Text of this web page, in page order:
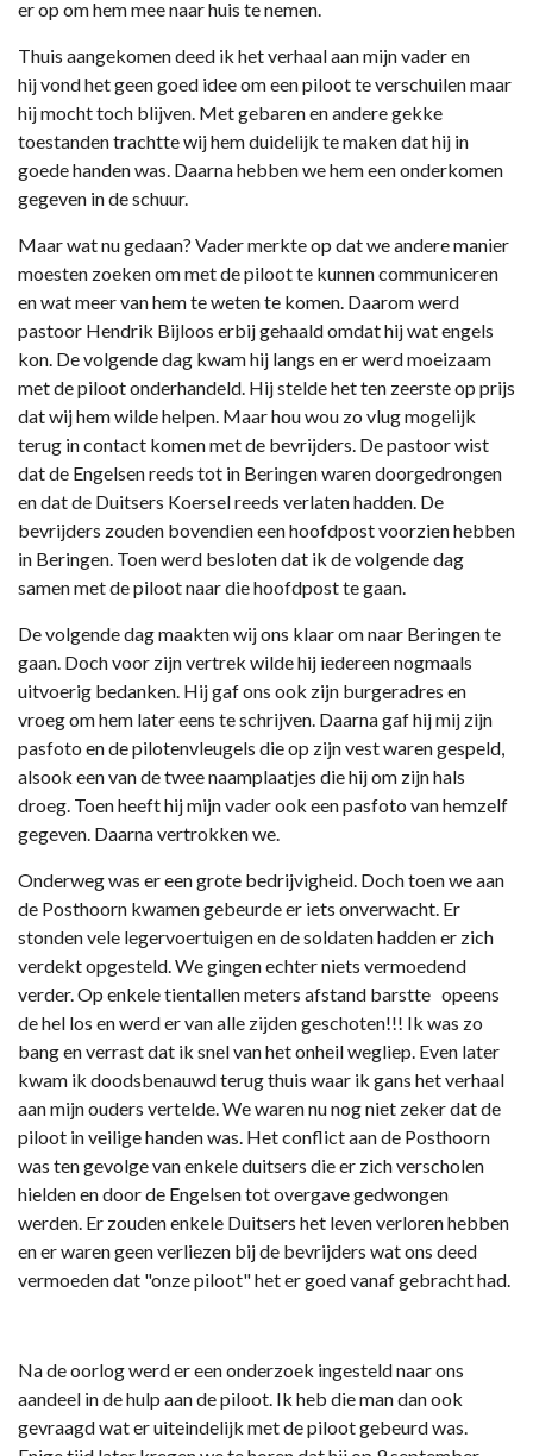
er op om hem mee naar huis te nemen.
Thuis aangekomen deed ik het verhaal aan mijn vader en
hij vond het geen goed idee om een piloot te verschuilen maar
hij mocht toch blijven. Met gebaren en andere gekke
toestanden trachtte wij hem duidelijk te maken dat hij in
goede handen was. Daarna hebben we hem een onderkomen
gegeven in de schuur.
Maar wat nu gedaan? Vader merkte op dat we andere manier
moesten zoeken om met de piloot te kunnen communiceren
en wat meer van hem te weten te komen. Daarom werd
pastoor Hendrik Bijloos erbij gehaald omdat hij wat engels
kon. De volgende dag kwam hij langs en er werd moeizaam
met de piloot onderhandeld. Hij stelde het ten zeerste op prijs
dat wij hem wilde helpen. Maar hou wou zo vlug mogelijk
terug in contact komen met de bevrijders. De pastoor wist
dat de Engelsen reeds tot in Beringen waren doorgedrongen
en dat de Duitsers Koersel reeds verlaten hadden. De
bevrijders zouden bovendien een hoofdpost voorzien hebben
in Beringen. Toen werd besloten dat ik de volgende dag
samen met de piloot naar die hoofdpost te gaan.
De volgende dag maakten wij ons klaar om naar Beringen te
gaan. Doch voor zijn vertrek wilde hij iedereen nogmaals
uitvoerig bedanken. Hij gaf ons ook zijn burgeradres en
vroeg om hem later eens te schrijven. Daarna gaf hij mij zijn
pasfoto en de pilotenvleugels die op zijn vest waren gespeld,
alsook een van de twee naamplaatjes die hij om zijn hals
droeg. Toen heeft hij mijn vader ook een pasfoto van hemzelf
gegeven. Daarna vertrokken we.
Onderweg was er een grote bedrijvigheid. Doch toen we aan
de Posthoorn kwamen gebeurde er iets onverwacht. Er
stonden vele legervoertuigen en de soldaten hadden er zich
verdekt opgesteld. We gingen echter niets vermoedend
verder. Op enkele tientallen meters afstand barstte opeens
de hel los en werd er van alle zijden geschoten!!! Ik was zo
bang en verrast dat ik snel van het onheil wegliep. Even later
kwam ik doodsbenauwd terug thuis waar ik gans het verhaal
aan mijn ouders vertelde. We waren nu nog niet zeker dat de
piloot in veilige handen was. Het conflict aan de Posthoorn
was ten gevolge van enkele duitsers die er zich verscholen
hielden en door de Engelsen tot overgave gedwongen
werden. Er zouden enkele Duitsers het leven verloren hebben
en er waren geen verliezen bij de bevrijders wat ons deed
vermoeden dat "onze piloot" het er goed vanaf gebracht had.
Na de oorlog werd er een onderzoek ingesteld naar ons
aandeel in de hulp aan de piloot. Ik heb die man dan ook
gevraagd wat er uiteindelijk met de piloot gebeurd was.